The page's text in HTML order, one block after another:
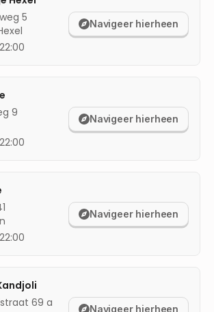
5
22:00
Navigeer hierheen
9
22:00
Navigeer hierheen
22:00
Navigeer hierheen
69 a
Navigeer hierheen